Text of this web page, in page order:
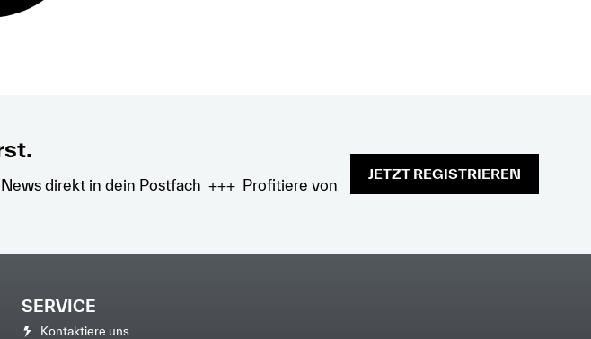
direkt in dein Postfach +++ Profitiere von
JETZT REGISTRIEREN
SERVICE
Kontaktiere uns